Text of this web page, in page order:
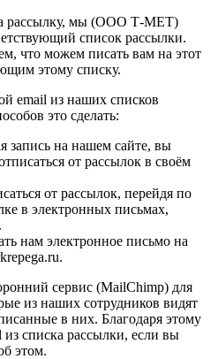
рассылку, мы (ООО Т-МЕТ)
список рассылки.
что можем писать вам на этот
этому списку.
email из наших списков
это сделать:
запись на нашем сайте, вы
от рассылок в своём
от рассылок, перейдя по
в электронных письмах,
нам электронное письмо на
сервис (MailChimp) для
из наших сотрудников видят
в них. Благодаря этому
списка рассылки, если вы
этом.